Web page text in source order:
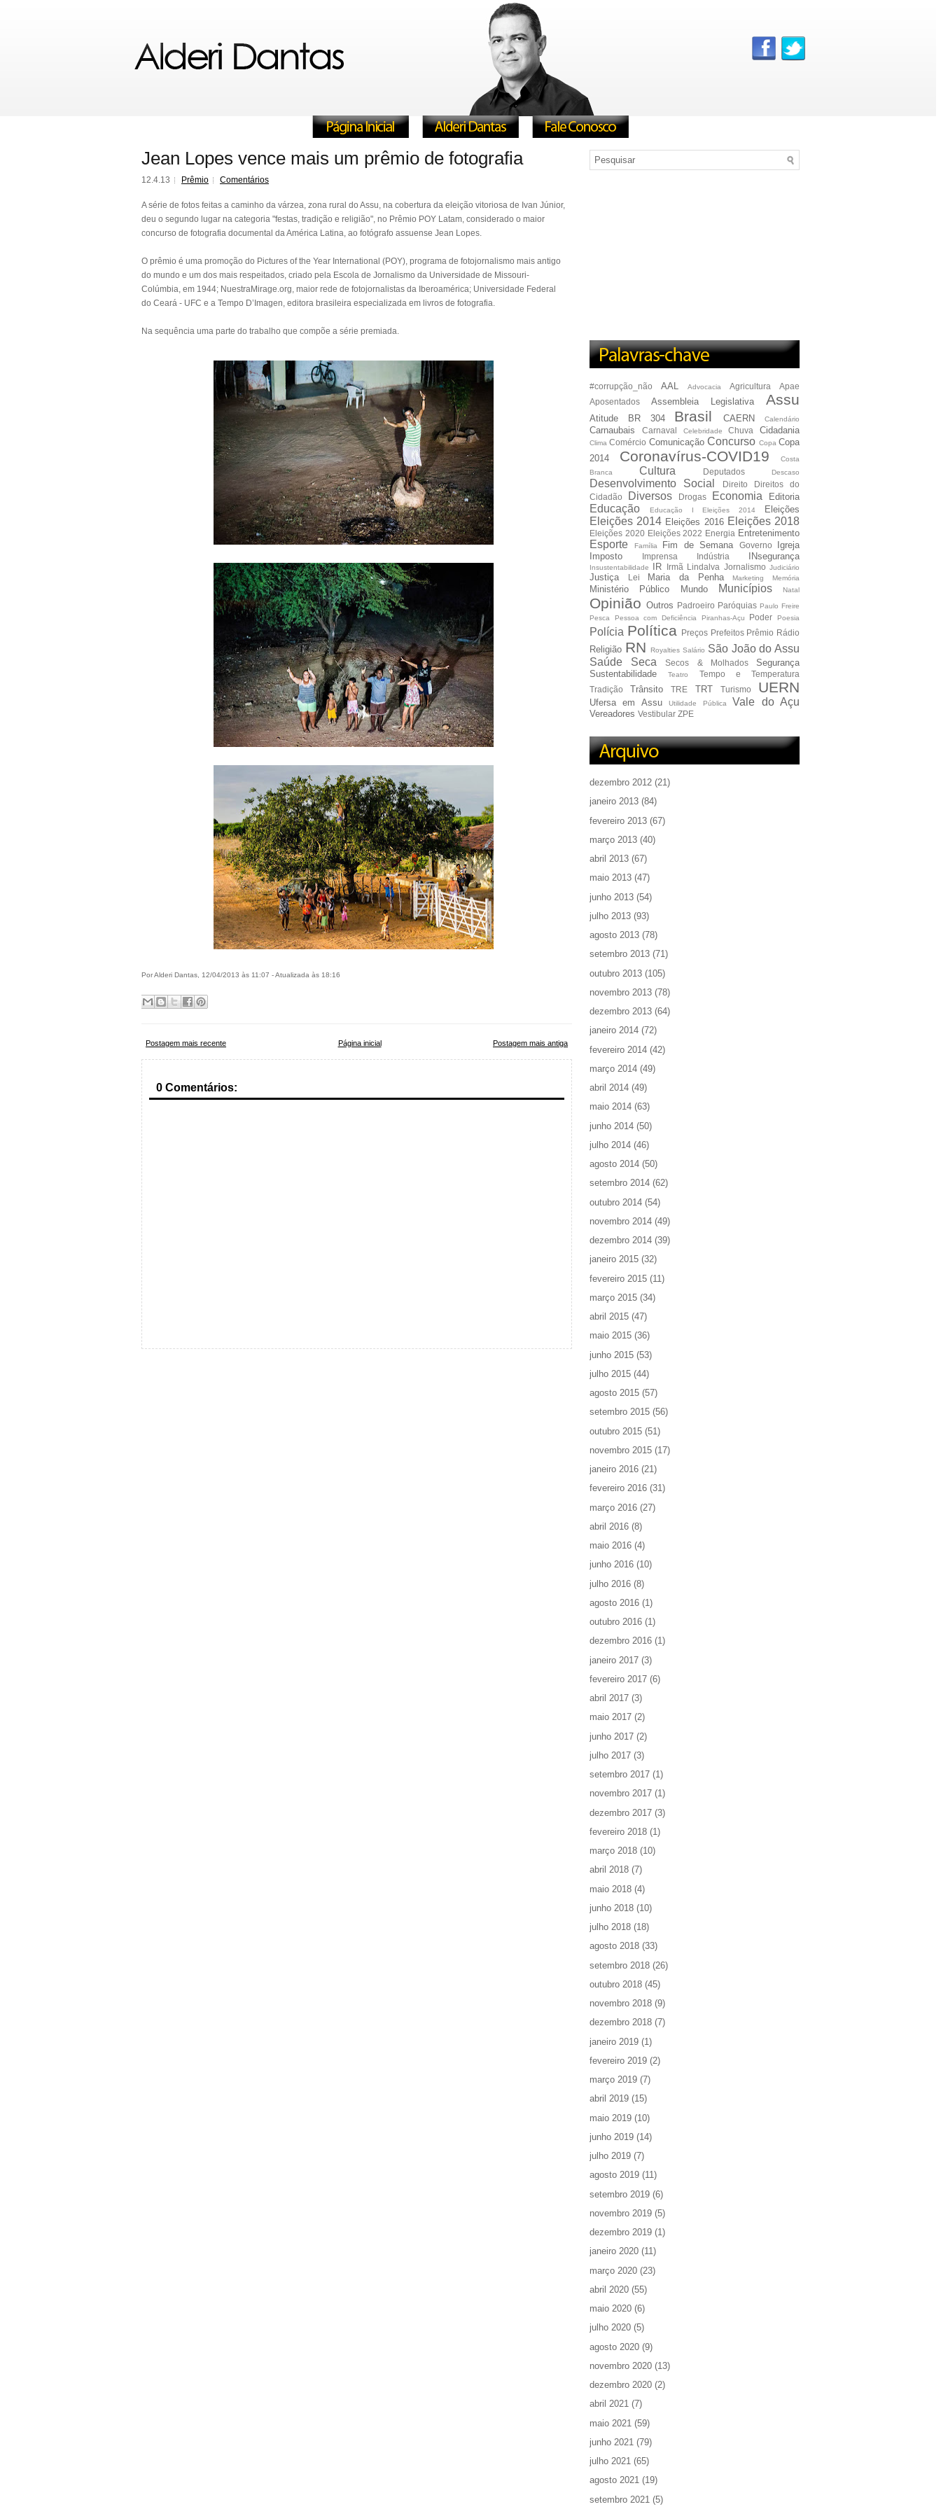
Jean Lopes vence mais um prêmio de fotografia
12.4.13 Prêmio Comentários
A série de fotos feitas a caminho da várzea, zona rural do Assu, na cobertura da eleição vitoriosa de Ivan Júnior,
deu o segundo lugar na categoria "festas, tradição e religião", no Prêmio POY Latam, considerado o maior
concurso de fotografia documental da América Latina, ao fotógrafo assuense Jean Lopes.
O prêmio é uma promoção do Pictures of the Year International (POY), programa de fotojornalismo mais antigo
do mundo e um dos mais respeitados, criado pela Escola de Jornalismo da Universidade de Missouri-
Colúmbia, em 1944; NuestraMirage.org, maior rede de fotojornalistas da Iberoamérica; Universidade Federal
do Ceará - UFC e a Tempo D’Imagen, editora brasileira especializada em livros de fotografia.
Na sequência uma parte do trabalho que compõe a série premiada.
Por Alderi Dantas, 12/04/2013 às 11:07 - Atualizada às 18:16
Postagem mais recente Postagem mais antiga
Página inicial
0 Comentários:
#corrupção_não AAL Advocacia Agricultura
Apae
Aposentados
Assembleia Legislativa Assu
Atitude BR 304 Brasil CAERN Calendário
Carnaubais Carnaval Celebridade Chuva Cidadania
Clima Comércio Comunicação Concurso Copa Copa
2014
Coronavírus-COVID19
Costa
Branca
Cultura Deputados Descaso
Desenvolvimento Social Direito
Direitos do
Cidadão
Diversos Drogas Economia Editoria
Educação Educação I Eleições 2014 Eleições
Eleições 2014 Eleições 2016 Eleições 2018
Eleições 2020 Eleições 2022 Energia Entretenimento
Esporte Família Fim de Semana Governo
Igreja
Imposto
Imprensa Indústria INsegurança
Insustentabilidade IR Irmã Lindalva Jornalismo Judiciário
Justiça Lei Maria da Penha Marketing Memória
Ministério Público Mundo Municípios Natal
Opinião Outros Padroeiro Paróquias Paulo Freire
Pesca
Pessoa com Deficiência Piranhas-Açu Poder Poesia
Polícia Política Preços Prefeitos Prêmio Rádio
Religião RN Royalties Salário São João do Assu
Saúde
Seca Secos & Molhados
Segurança
Sustentabilidade
Teatro
Tempo e Temperatura
Tradição
Trânsito TRE TRT Turismo UERN
Ufersa em Assu Utilidade Pública Vale do Açu
Vereadores Vestibular ZPE
dezembro 2012 (21)
janeiro 2013 (84)
fevereiro 2013 (67)
março 2013 (40)
abril 2013 (67)
maio 2013 (47)
junho 2013 (54)
julho 2013 (93)
agosto 2013 (78)
setembro 2013 (71)
outubro 2013 (105)
novembro 2013 (78)
dezembro 2013 (64)
janeiro 2014 (72)
fevereiro 2014 (42)
março 2014 (49)
abril 2014 (49)
maio 2014 (63)
junho 2014 (50)
julho 2014 (46)
agosto 2014 (50)
setembro 2014 (62)
outubro 2014 (54)
novembro 2014 (49)
dezembro 2014 (39)
janeiro 2015 (32)
fevereiro 2015 (11)
março 2015 (34)
abril 2015 (47)
maio 2015 (36)
junho 2015 (53)
julho 2015 (44)
agosto 2015 (57)
setembro 2015 (56)
outubro 2015 (51)
novembro 2015 (17)
janeiro 2016 (21)
fevereiro 2016 (31)
março 2016 (27)
abril 2016 (8)
maio 2016 (4)
junho 2016 (10)
julho 2016 (8)
agosto 2016 (1)
outubro 2016 (1)
dezembro 2016 (1)
janeiro 2017 (3)
fevereiro 2017 (6)
abril 2017 (3)
maio 2017 (2)
junho 2017 (2)
julho 2017 (3)
setembro 2017 (1)
novembro 2017 (1)
dezembro 2017 (3)
fevereiro 2018 (1)
março 2018 (10)
abril 2018 (7)
maio 2018 (4)
junho 2018 (10)
julho 2018 (18)
agosto 2018 (33)
setembro 2018 (26)
outubro 2018 (45)
novembro 2018 (9)
dezembro 2018 (7)
janeiro 2019 (1)
fevereiro 2019 (2)
março 2019 (7)
abril 2019 (15)
maio 2019 (10)
junho 2019 (14)
julho 2019 (7)
agosto 2019 (11)
setembro 2019 (6)
novembro 2019 (5)
dezembro 2019 (1)
janeiro 2020 (11)
março 2020 (23)
abril 2020 (55)
maio 2020 (6)
julho 2020 (5)
agosto 2020 (9)
novembro 2020 (13)
dezembro 2020 (2)
abril 2021 (7)
maio 2021 (59)
junho 2021 (79)
julho 2021 (65)
agosto 2021 (19)
setembro 2021 (5)